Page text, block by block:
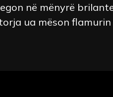
në mënyrë
ua mëson flamurin